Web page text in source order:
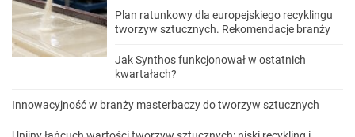
Plan ratunkowy dla europejskiego recyklingu
tworzyw sztucznych. Rekomendacje branży
Jak Synthos funkcjonował w ostatnich
kwartałach?
Innowacyjność w branży masterbaczy do tworzyw sztucznych